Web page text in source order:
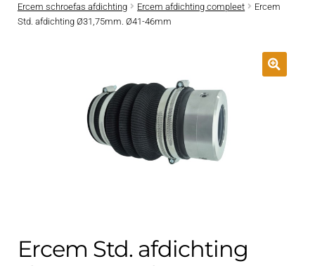
Motoren
Submenu
Submenu
Bootelektra
Koelwatersysteem
Nederlands
Ercem schroefas afdichting
Ercem afdichting compleet
Ercem
Std. afdichting Ø31,75mm. Ø41-46mm
Ercem Std. afdichting